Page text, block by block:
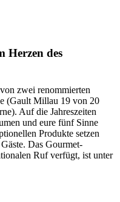
Herzen des
zwei renommierten
(Gault Millau 19 von 20
Auf die Jahreszeiten
und eure fünf Sinne
Produkte setzen
Das Gourmet-
Ruf verfügt, ist unter